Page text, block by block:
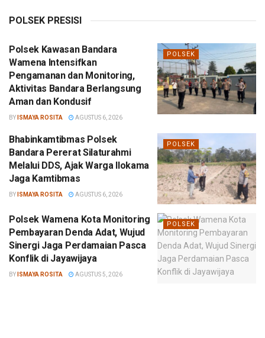
POLSEK PRESISI
POLSEK
Polsek Kawasan Bandara
Wamena Intensifkan
Pengamanan dan Monitoring,
Aktivitas Bandara Berlangsung
Aman dan Kondusif
BY ISMAYA ROSITA AGUSTUS 6, 2026
POLSEK
Bhabinkamtibmas Polsek
Bandara Pererat Silaturahmi
Melalui DDS, Ajak Warga Ilokama
Jaga Kamtibmas
BY ISMAYA ROSITA AGUSTUS 6, 2026
POLSEK
Polsek Wamena Kota Monitoring
Pembayaran Denda Adat, Wujud
Sinergi Jaga Perdamaian Pasca
Konflik di Jayawijaya
BY ISMAYA ROSITA AGUSTUS 5, 2026